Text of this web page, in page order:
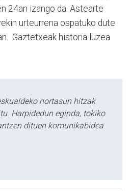
24an izango da. Astearte
urteurrena ospatuko dute
Gaztetxeak historia luzea
nortasun hitzak
Harpidedun eginda, tokiko
dituen komunikabidea